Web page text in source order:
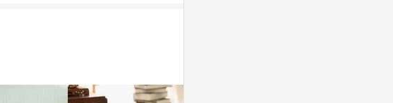
頁標示為準。 (6) 導購訂
以樂天市場網站公告為準。